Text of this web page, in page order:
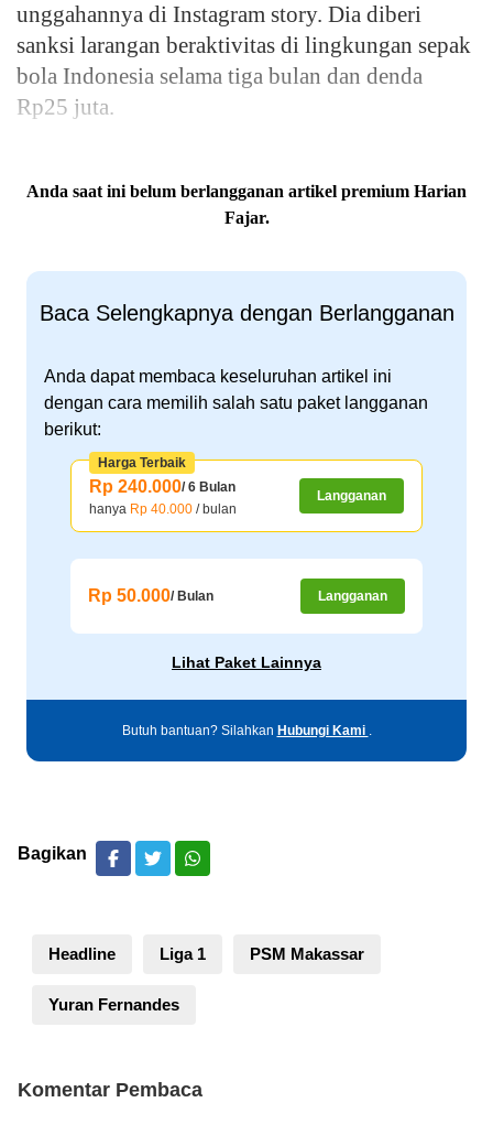
unggahannya di Instagram story. Dia diberi
sanksi larangan beraktivitas di lingkungan sepak
bola Indonesia selama tiga bulan dan denda
Rp25 juta.
Anda saat ini belum berlangganan artikel premium Harian
Fajar.
Baca Selengkapnya dengan Berlangganan
Anda dapat membaca keseluruhan artikel ini
dengan cara memilih salah satu paket langganan
berikut:
Rp 240.000/ 6 Bulan
hanya Rp 40.000 / bulan
Langganan
Harga Terbaik
Rp 50.000/ Bulan Langganan
Lihat Paket Lainnya
Butuh bantuan? Silahkan Hubungi Kami .
Bagikan
Headline Liga 1 PSM Makassar
Yuran Fernandes
Komentar Pembaca